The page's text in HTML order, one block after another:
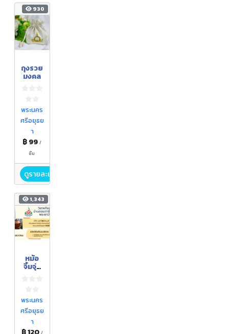
930
ถุงรวย
มงคล
พระนคร
ศรีอยุธย
า
฿ 99/
ชิ้น
ดูรายละเอียด
1,343
หม้อ
จิ้มจุ่ม
พระนคร
ศรีอยุธย
า